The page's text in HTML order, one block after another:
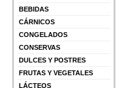
BEBIDAS
CÁRNICOS
CONGELADOS
CONSERVAS
DULCES Y POSTRES
FRUTAS Y VEGETALES
LÁCTEOS